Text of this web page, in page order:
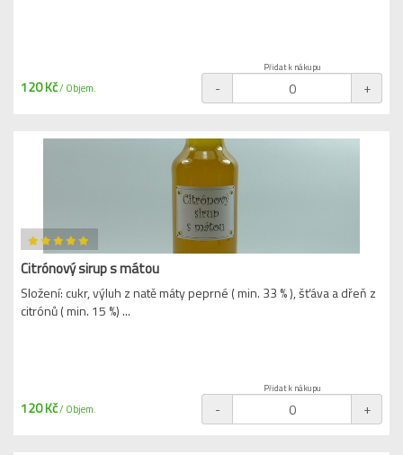
120 Kč/ Objem.
Přidat k nákupu
- +
Citrónový sirup s mátou
Složení: cukr, výluh z natě máty peprné ( min. 33 % ), šťáva a dřeň z
citrónů ( min. 15 %) ...
120 Kč/ Objem.
Přidat k nákupu
- +